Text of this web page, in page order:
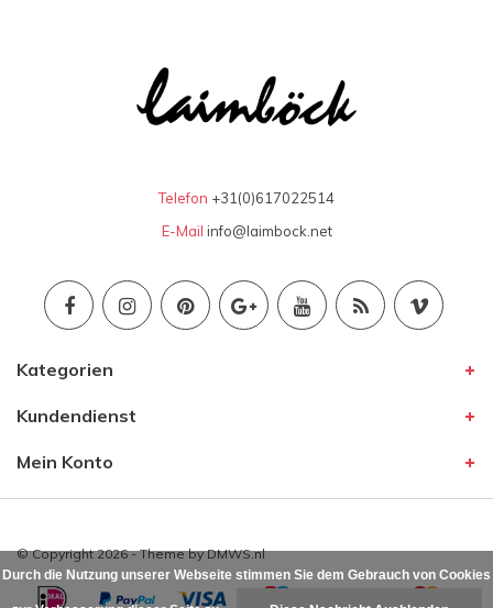
Telefon +31(0)617022514
E-Mail info@laimbock.net
Kategorien
Kundendienst
Mein Konto
© Copyright 2026 - Theme byDMWS.nl
Durch die Nutzung unserer Webseite stimmen Sie dem Gebrauch von Cookies